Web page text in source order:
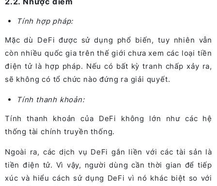
Tính hợp pháp:
Mặc dù DeFi được sử dụng phổ biến, tuy nhiên vẫn
còn nhiều quốc gia trên thế giới chưa xem các loại tiền
điện tử là hợp pháp. Nếu có bất kỳ tranh chấp xảy ra,
sẽ không có tổ chức nào đứng ra giải quyết.
Tính thanh khoản:
Tính thanh khoản của DeFi không lớn như các hệ
thống tài chính truyền thống.
Ngoài ra, các dịch vụ DeFi gắn liền với các tài sản là
tiền điện tử. Vì vậy, người dùng cần thời gian để tiếp
xúc và hiểu cách sử dụng DeFi vì nó khác biệt so với